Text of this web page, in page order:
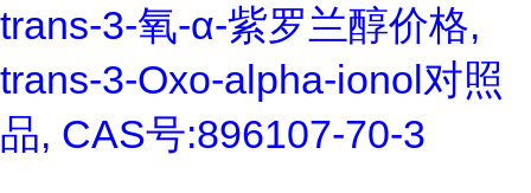
trans-3-氧-α-紫罗兰醇价格,
trans-3-Oxo-alpha-ionol对照
品, CAS号:896107-70-3